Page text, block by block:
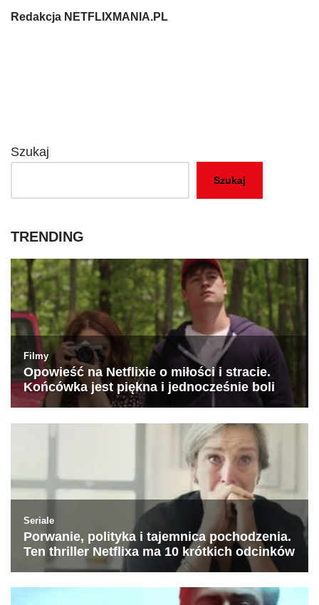
Redakcja NETFLIXMANIA.PL
Szukaj
Szukaj
TRENDING